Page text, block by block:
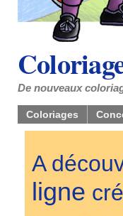
De nouveaux
Coloriages
A
ligne